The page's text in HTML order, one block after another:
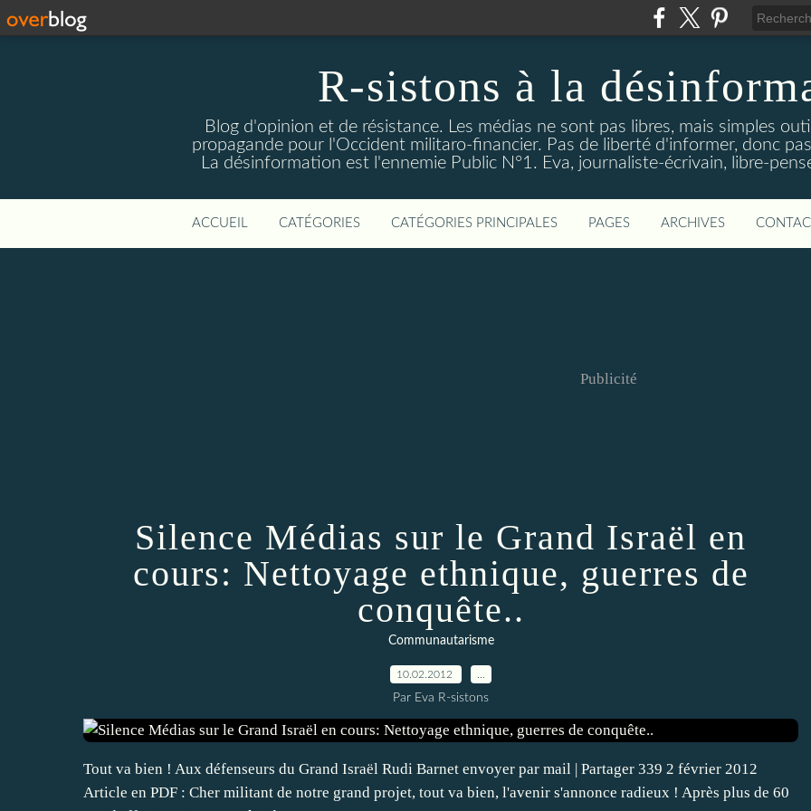
R-sistons à la
Blog d'opinion et de résistance. Les médias ne sont pas libres, mais simples
propagande pour l'Occident militaro-financier. Pas de liberté d'informer, donc
La désinformation est l'ennemie Public N°1. Eva, journaliste-écrivain, libre-
ACCUEIL CATÉGORIES CATÉGORIES PRINCIPALES PAGES ARCHIVES
Publicité
Silence Médias sur le Grand Israël en
cours: Nettoyage ethnique, guerres de
conquête..
Communautarisme
10.02.2012
Par Eva R-sistons
Tout va bien ! Aux défenseurs du Grand Israël Rudi Barnet envoyer par mail | Partager 339 2 février 2012
Article en PDF : Cher militant de notre grand projet, tout va bien, l'avenir s'annonce radieux ! Après plus de 60